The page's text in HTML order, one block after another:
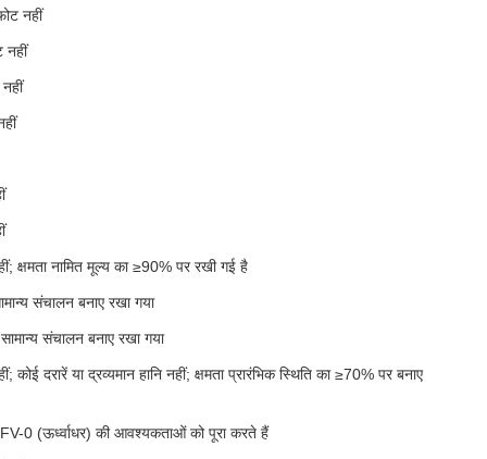
नहीं
नहीं
क्षमता नामित मूल्य का ≥90% पर रखी गई है
संचालन बनाए रखा गया
संचालन बनाए रखा गया
दरारें या द्रव्यमान हानि नहीं; क्षमता प्रारंभिक स्थिति का ≥70% पर बनाए
0 (ऊर्ध्वाधर) की आवश्यकताओं को पूरा करते हैं